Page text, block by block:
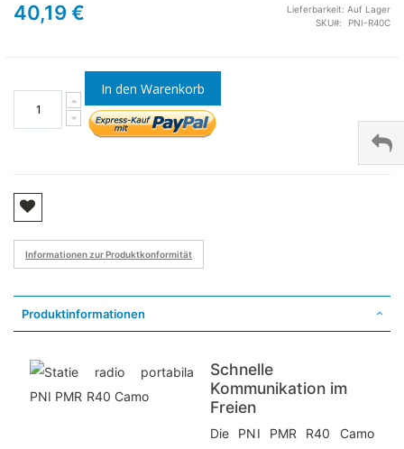
40,19 € Lieferbarkeit: Auf Lager
SKU
PNI-R40C
In den Warenkorb
Informationen zur Produktkonformität
Produktinformationen
Schnelle
Kommunikation im
Freien
Die PNI PMR R40 Camo